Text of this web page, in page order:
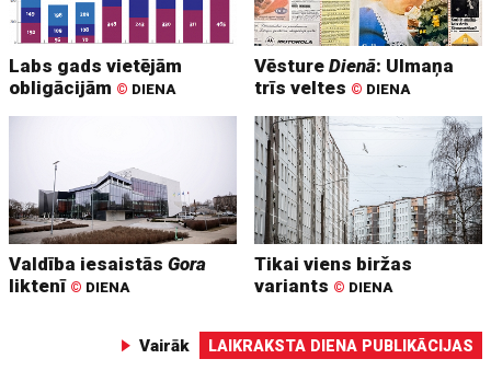
Labs gads vietējām
obligācijām © DIENA
VēstureDienā: Ulmaņa
trīs veltes © DIENA
Valdība iesaistāsGora
liktenī © DIENA
Tikai viens biržas
variants © DIENA
Vairāk LAIKRAKSTA DIENA PUBLIKĀCIJAS